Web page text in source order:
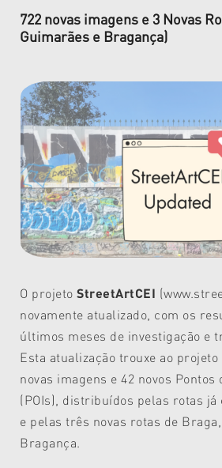
722 novas imagens e 3 Novas
Guimarães e Bragança)
O projetoStreetArtCEI
novamente atualizado, com os
últimos meses de investigação e
Esta atualização trouxe ao
novas imagens e 42 novos Pontos
(POIs), distribuídos pelas rotas já
e pelas três novas rotas de
Bragança.